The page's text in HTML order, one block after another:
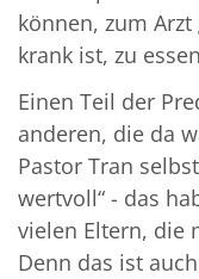
können, zum
krank ist, zu
Einen Teil der
anderen, die da
Pastor Tran
wertvoll“ - das
vielen Eltern, die
Denn das ist